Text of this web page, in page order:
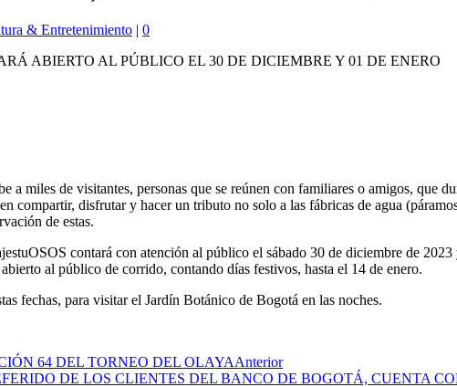
& Entretenimiento | 0
a miles de visitantes, personas que se reúnen con familiares o amigos, que
compartir, disfrutar y hacer un tributo no solo a las fábricas de agua
de estas.
contará con atención al público el sábado 30 de diciembre de
al público de corrido, contando días festivos, hasta el 14 de enero.
fechas, para visitar el Jardín Botánico de Bogotá en las noches.
64 DEL TORNEO DEL OLAYAAnterior
DE LOS CLIENTES DEL BANCO DE BOGOTÁ, CUENTA